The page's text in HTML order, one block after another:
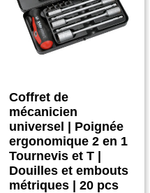
Coffret de
mécanicien
universel | Poignée
ergonomique 2 en 1
Tournevis et T |
Douilles et embouts
métriques | 20 pcs